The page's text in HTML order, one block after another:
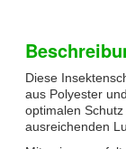
Diese
aus Polyester
optimalen
ausreichenden